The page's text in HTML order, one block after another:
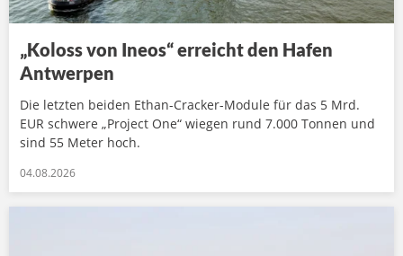
„Koloss von Ineos“ erreicht den Hafen
Antwerpen
Die letzten beiden Ethan-Cracker-Module für das 5 Mrd.
EUR schwere „Project One“ wiegen rund 7.000 Tonnen und
sind 55 Meter hoch.
04.08.2026